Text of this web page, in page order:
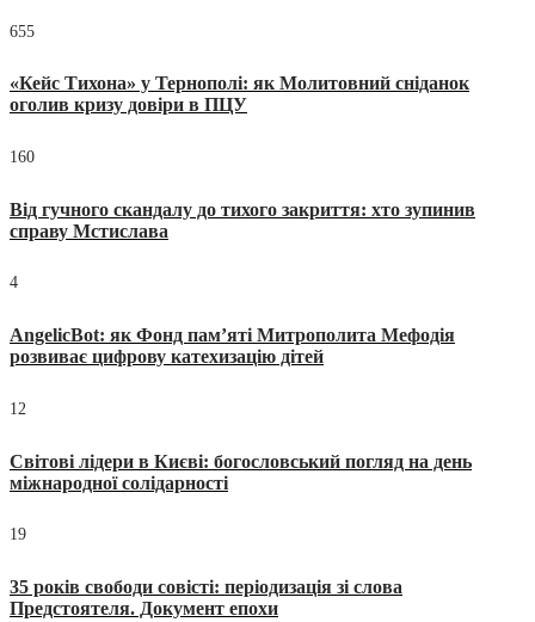
655
«Кейс Тихона» у Тернополі: як Молитовний сніданок
оголив кризу довіри в ПЦУ
160
Від гучного скандалу до тихого закриття: хто зупинив
справу Мстислава
4
AngelicBot: як Фонд пам’яті Митрополита Мефодія
розвиває цифрову катехизацію дітей
12
Світові лідери в Києві: богословський погляд на день
міжнародної солідарності
19
35 років свободи совісті: періодизація зі слова
Предстоятеля. Документ епохи